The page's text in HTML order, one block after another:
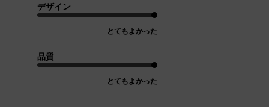
デザイン
とてもよかった
品質
とてもよかった